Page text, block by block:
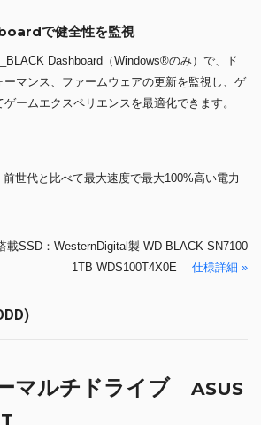
で健全性を監視
Dashboard（Windows®のみ）で、ド
ーマンス、ファームウェアの更新を監視し、ゲ
ームエクスペリエンスを最適化できます。
世代と比べて最大速度で最大100%高い電力
載SSD：WesternDigital製 WD BLACK SN7100
1TB WDS100T4X0E 仕様詳細 »
マルチドライブ ASUS